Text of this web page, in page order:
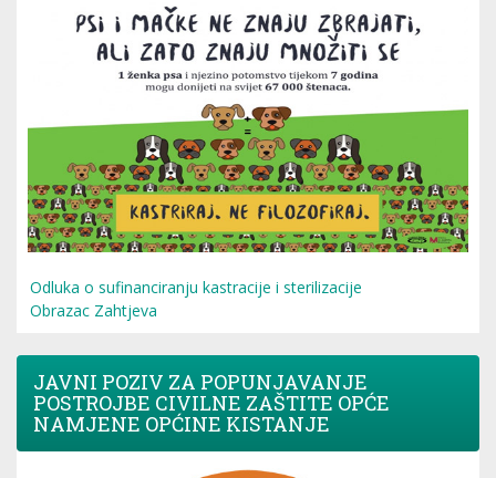
Odluka o sufinanciranju kastracije i sterilizacije
Obrazac Zahtjeva
JAVNI POZIV ZA POPUNJAVANJE
POSTROJBE CIVILNE ZAŠTITE OPĆE
NAMJENE OPĆINE KISTANJE